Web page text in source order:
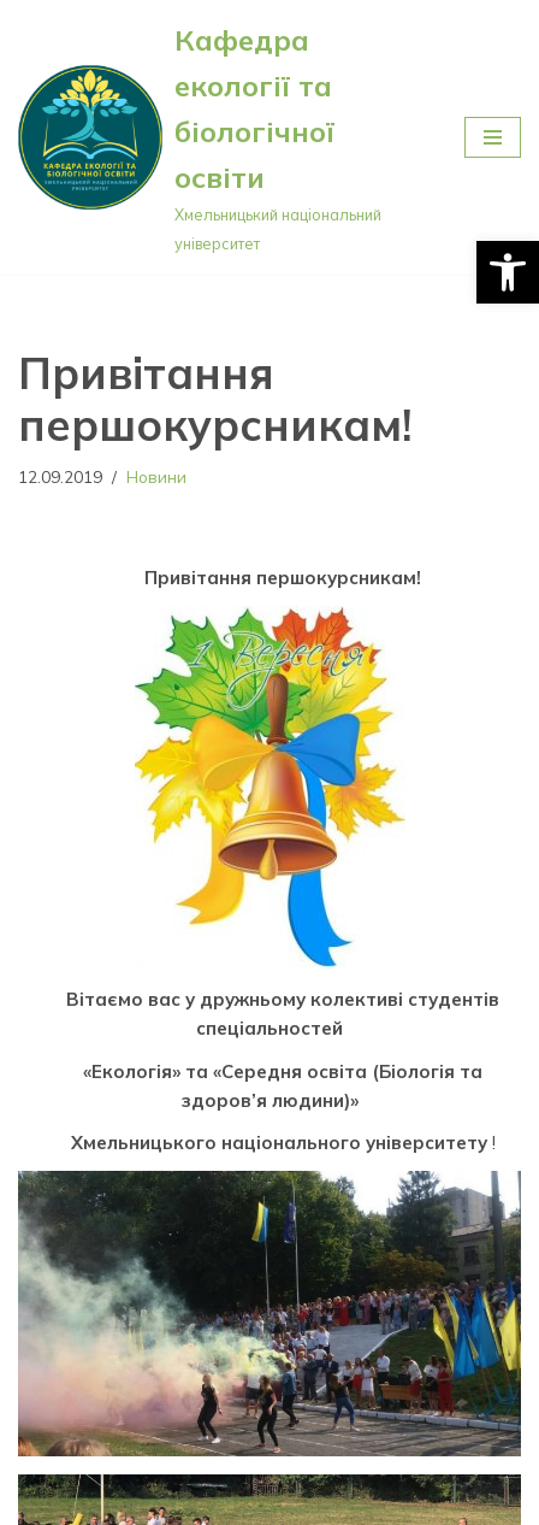
Перейти
до
вмісту
Кафедра
екології та
біологічної
освіти
Хмельницький національний
університет
Привітання
першокурсникам!
12.09.2019 Новини
Привітання першокурсникам!
Вітаємо вас у дружньому колективі студентів
спеціальностей
«Екологія» та «Середня освіта (Біологія та
здоров’я людини)»
Хмельницького національного університету!